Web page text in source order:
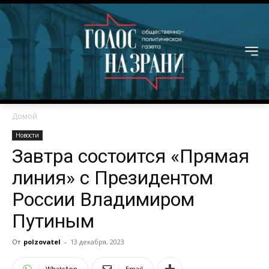
Домой
Новости
Завтра состоится «Прямая
линия» с Президентом
России Владимиром
Путиным
От polzovatel - 13 декабря, 2023